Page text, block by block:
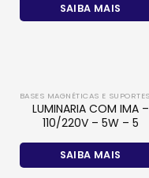
SAIBA MAIS
LUMINARIA COM IMA –
110/220V – 5W – 5
SAIBA MAIS